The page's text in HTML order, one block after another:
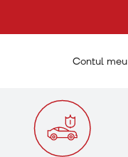
Contul meu